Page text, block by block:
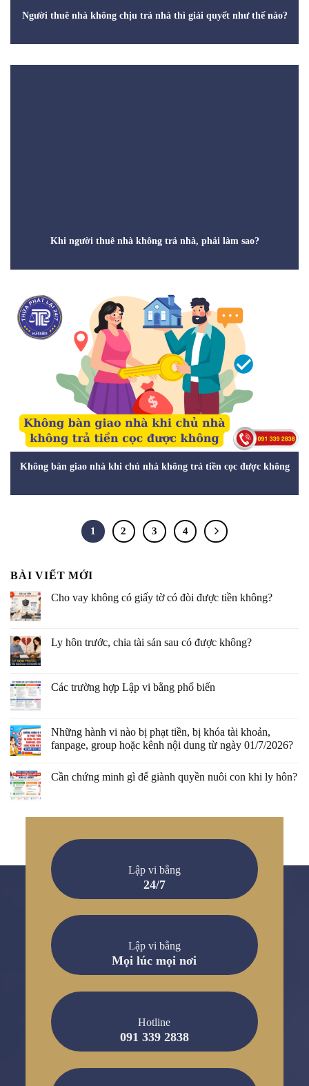
Người thuê nhà không chịu trả nhà thì giải quyết như thế nào?
Khi người thuê nhà không trả nhà, phải làm sao?
Không bàn giao nhà khi chủ nhà không trả tiền cọc được không
1 2 3 4
BÀI VIẾT MỚI
Cho vay không có giấy tờ có đòi được tiền không?
Ly hôn trước, chia tài sản sau có được không?
Các trường hợp Lập vi bằng phổ biến
Những hành vi nào bị phạt tiền, bị khóa tài khoản,
fanpage, group hoặc kênh nội dung từ ngày 01/7/2026?
Cần chứng minh gì để giành quyền nuôi con khi ly hôn?
Lập vi bằng
24/7
Lập vi bằng
Mọi lúc mọi nơi
Hotline
091 339 2838